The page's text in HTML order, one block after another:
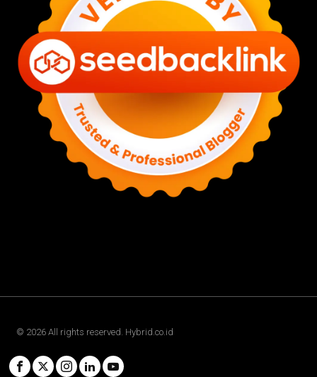
© 2026 All rights reserved. Hybrid.co.id